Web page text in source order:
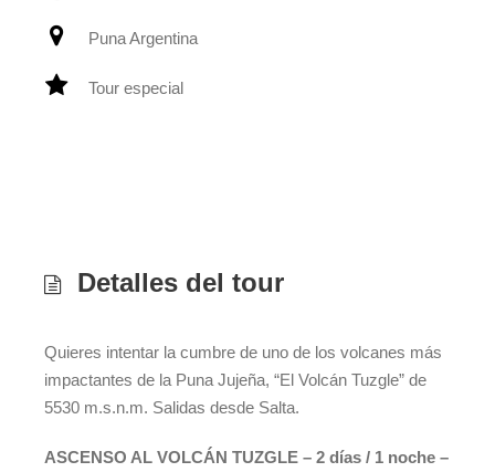
Puna Argentina
Tour especial
Detalles del tour
Quieres intentar la cumbre de uno de los volcanes más
impactantes de la Puna Jujeña, “El Volcán Tuzgle” de
5530 m.s.n.m. Salidas desde Salta.
ASCENSO AL VOLCÁN TUZGLE – 2 días / 1 noche –